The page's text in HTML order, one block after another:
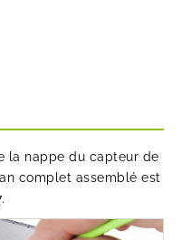
la nappe du capteur de
complet assemblé est